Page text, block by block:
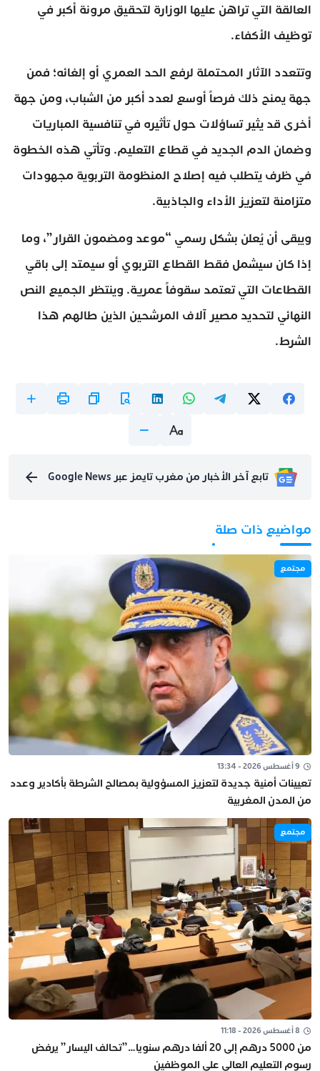
العالقة التي تراهن عليها الوزارة لتحقيق مرونة أكبر في
توظيف الأكفاء.
وتتعدد الآثار المحتملة لرفع الحد العمري أو إلغائه؛ فمن
جهة يمنح ذلك فرصاً أوسع لعدد أكبر من الشباب، ومن جهة
أخرى قد يثير تساؤلات حول تأثيره في تنافسية المباريات
وضمان الدم الجديد في قطاع التعليم. وتأتي هذه الخطوة
في ظرف يتطلب فيه إصلاح المنظومة التربوية مجهودات
متزامنة لتعزيز الأداء والجاذبية.
ويبقى أن يُعلن بشكل رسمي “موعد ومضمون القرار”، وما
إذا كان سيشمل فقط القطاع التربوي أو سيمتد إلى باقي
القطاعات التي تعتمد سقوفاً عمرية. وينتظر الجميع النص
النهائي لتحديد مصير آلاف المرشحين الذين طالهم هذا
الشرط.
تابع آخر الأخبار من مغرب تايمز عبر Google News
مواضيع ذات صلة
مجتمع
9 أغسطس 2026 - 13:34
تعيينات أمنية جديدة لتعزيز المسؤولية بمصالح الشرطة بأكادير وعدد
من المدن المغربية
مجتمع
8 أغسطس 2026 - 11:18
من 5000 درهم إلى 20 ألفا درهم سنويا…”تحالف اليسار” يرفض
رسوم التعليم العالي على الموظفين